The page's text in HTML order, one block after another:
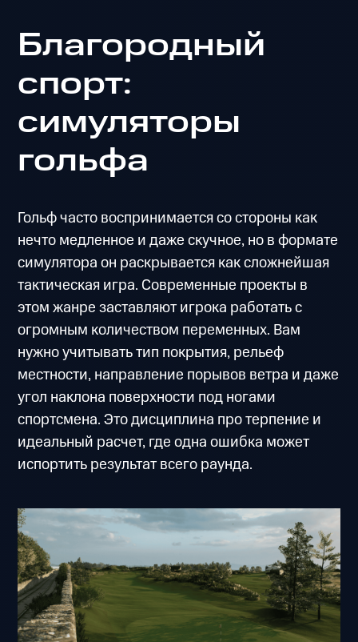
Благородный
спорт:
симуляторы
гольфа
Гольф часто воспринимается со стороны как
нечто медленное и даже скучное, но в формате
симулятора он раскрывается как сложнейшая
тактическая игра. Современные проекты в
этом жанре заставляют игрока работать с
огромным количеством переменных. Вам
нужно учитывать тип покрытия, рельеф
местности, направление порывов ветра и даже
угол наклона поверхности под ногами
спортсмена. Это дисциплина про терпение и
идеальный расчет, где одна ошибка может
испортить результат всего раунда.